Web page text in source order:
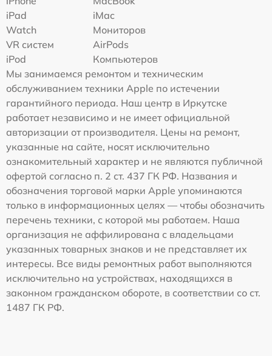
iPad
iMac
Watch
Мониторов
VR систем
AirPods
iPod
Компьютеров
Мы занимаемся ремонтом и техническим
обслуживанием техники Apple по истечении
гарантийного периода. Наш центр в Иркутске
работает независимо и не имеет официальной
авторизации от производителя. Цены на ремонт,
указанные на сайте, носят исключительно
ознакомительный характер и не являются публичной
офертой согласно п. 2 ст. 437 ГК РФ. Названия и
обозначения торговой марки Apple упоминаются
только в информационных целях — чтобы обозначить
перечень техники, с которой мы работаем. Наша
организация не аффилирована с владельцами
указанных товарных знаков и не представляет их
интересы. Все виды ремонтных работ выполняются
исключительно на устройствах, находящихся в
законном гражданском обороте, в соответствии со ст.
1487 ГК РФ.